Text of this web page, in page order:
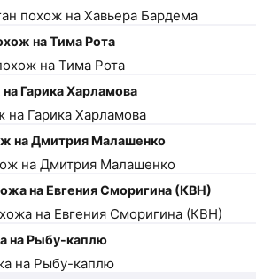
на Тима Рота
Гарика Харламова
на Дмитрия Малашенко
на Евгения Сморигина (КВН)
на Рыбу-каплю